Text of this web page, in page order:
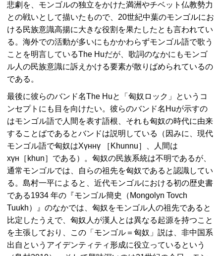
悲劇を、モンゴルの独立をかけた満洲やチベット仏教勢力
との戦いとして描いたもので、20世紀中葉のモンゴルにお
ける民族意識高揚に大きな役割を果たしたとも言われてい
る。海外での活動が多いにもかかわらずモンゴル語で歌う
ことを明言しているThe Huだが、歌詞のなかにもモンゴ
ル人の民族意識に訴えかける要素が散りばめられているの
である。
最後に彼らのバンド名The Huと「匈奴ロック」というコ
ンセプトにも目を向けたい。彼らのバンド名Huが示すの
はモンゴル語で人間を表す語根、それも匈奴の時代に由来
することばであるとバンドは説明している（因みに、現代
モンゴル語で匈奴はХүннү ［Khunnu］、人間は
хүн［khun］である）。匈奴の民族系統は不明であるが、
通常モンゴルでは、自らの祖先を匈奴であると認識してい
る。島村一平によると、近代モンゴルにおける初の歴史書
である1934 年の『モンゴル簡史（Mongolyn Tovch
Tuukh）』のなかでは、匈奴をモンゴル人の祖先であると
比定したうえで、匈奴人が漢人とは異なる起源を持つこと
を主張しており、この「モンゴル＝匈奴」説は、非中国系
出自というアイデンティティ形成に役立っているという